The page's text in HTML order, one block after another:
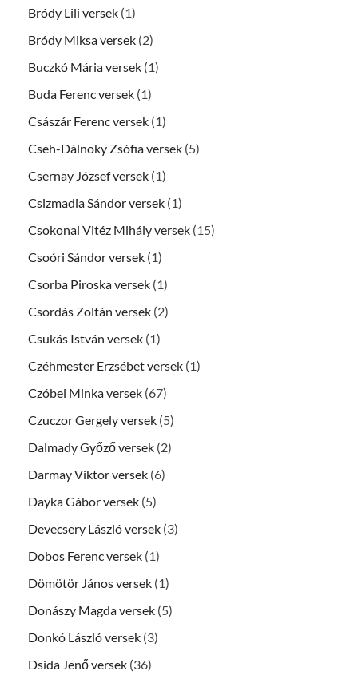
Bródy Lili versek (1)
Bródy Miksa versek (2)
Buczkó Mária versek (1)
Buda Ferenc versek (1)
Császár Ferenc versek (1)
Cseh-Dálnoky Zsófia versek (5)
Csernay József versek (1)
Csizmadia Sándor versek (1)
Csokonai Vitéz Mihály versek (15)
Csoóri Sándor versek (1)
Csorba Piroska versek (1)
Csordás Zoltán versek (2)
Csukás István versek (1)
Czéhmester Erzsébet versek (1)
Czóbel Minka versek (67)
Czuczor Gergely versek (5)
Dalmady Győző versek (2)
Darmay Viktor versek (6)
Dayka Gábor versek (5)
Devecsery László versek (3)
Dobos Ferenc versek (1)
Dömötör János versek (1)
Donászy Magda versek (5)
Donkó László versek (3)
Dsida Jenő versek (36)